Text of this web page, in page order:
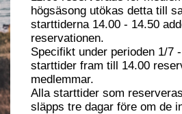
högsäsong utökas detta till
starttiderna 14.00 - 14.50
reservationen.
Specifikt under perioden 1/7
starttider fram till 14.00
medlemmar.
Alla starttider som
släpps tre dagar före om de